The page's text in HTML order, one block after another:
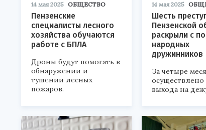
14 мая 2025 ОБЩЕСТВО
Пензенские
специалисты лесного
хозяйства обучаются
работе с БПЛА
Дроны будут помогать в
обнаружении и
тушении лесных
пожаров.
14 мая 2025
Шесть
Пензенской
раскрыли с
народных
дружинников
За четыре
осуществлено
выхода на